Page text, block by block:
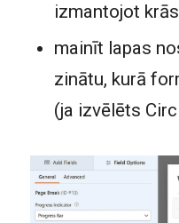
izmantojot
mainīt lapas
zinātu, kurā
(ja izvēlēts